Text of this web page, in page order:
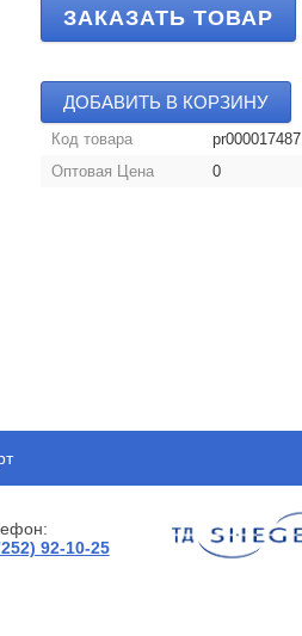
ЗАКАЗАТЬ ТОВАР
ДОБАВИТЬ В КОРЗИНУ
Код товара
pr000017487
Оптовая Цена
0
92-10-25